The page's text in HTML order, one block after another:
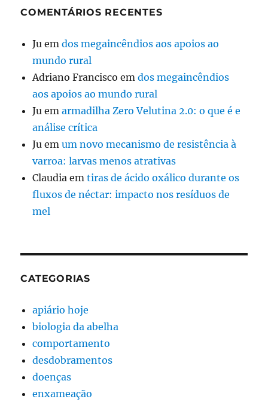
COMENTÁRIOS RECENTES
Ju emdos megaincêndios aos apoios ao
mundo rural
Adriano Francisco emdos megaincêndios
aos apoios ao mundo rural
Ju emarmadilha Zero Velutina 2.0: o que é e
análise crítica
Ju emum novo mecanismo de resistência à
varroa: larvas menos atrativas
Claudia emtiras de ácido oxálico durante os
fluxos de néctar: impacto nos resíduos de
mel
CATEGORIAS
apiário hoje
biologia da abelha
comportamento
desdobramentos
doenças
enxameação